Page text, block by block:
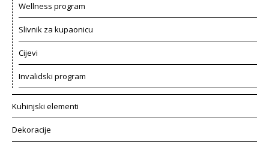
Wellness program
Slivnik za kupaonicu
Cijevi
Invalidski program
Kuhinjski elementi
Dekoracije